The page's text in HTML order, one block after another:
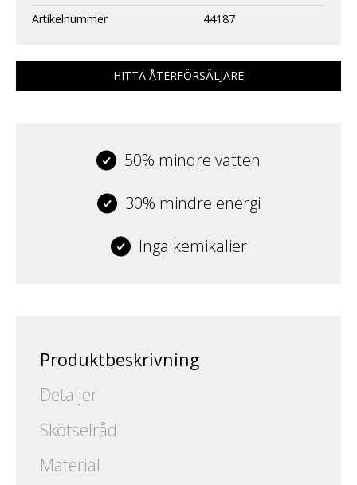
Artikelnummer
44187
HITTA ÅTERFÖRSÄLJARE
50% mindre vatten
30% mindre energi
Inga kemikalier
Produktbeskrivning
Detaljer
Skötselråd
Material